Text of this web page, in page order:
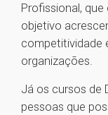
Profissional,
objetivo
competitividade
organizações.
Já os cursos de
pessoas que